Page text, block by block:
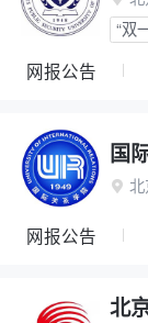
“双
网报公告
国

网报公告
北